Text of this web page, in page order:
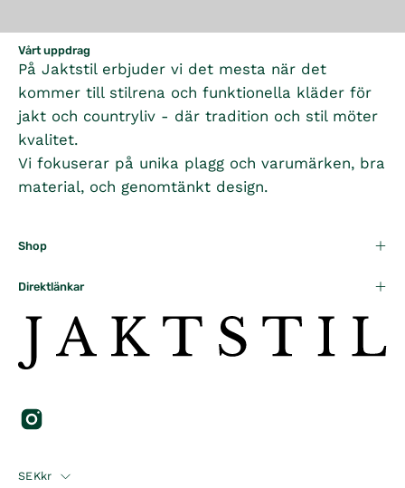
Vårt uppdrag
På Jaktstil erbjuder vi det mesta när det
kommer till stilrena och funktionella kläder för
jakt och countryliv - där tradition och stil möter
kvalitet.
Vi fokuserar på unika plagg och varumärken, bra
material, och genomtänkt design.
Shop
Direktlänkar
Country
SEKkr